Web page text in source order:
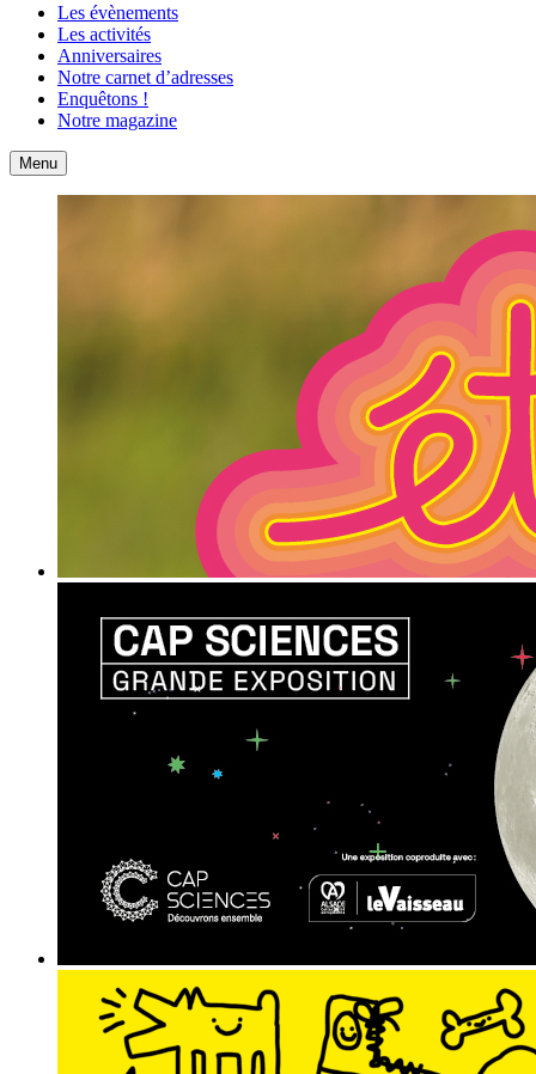
Les évènements
Les activités
Anniversaires
Notre carnet d’adresses
Enquêtons !
Notre magazine
Accueil
Menu Contact